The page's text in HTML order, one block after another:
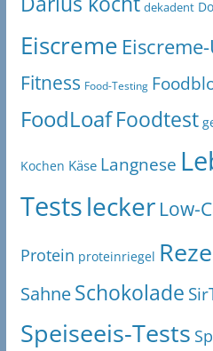
dekadent
Eiscreme
Fitness Food-Testing
FoodLoaf Foodtest
Kochen Käse Langnese
Testslecker Low-
Protein proteinriegel
SahneSchokolade
Speiseeis-Tests